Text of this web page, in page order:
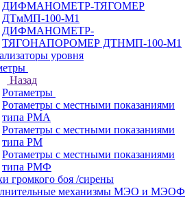
ДИФМАНОМЕТР-ТЯГОМЕР
ДТмМП-100-М1
ДИФМАНОМЕТР-
ТЯГОНАПОРОМЕР ДТНМП-100-М1
уровня
Назад
Ротаметры
Ротаметры с местными показаниями
типа РМА
Ротаметры с местными показаниями
типа РМ
Ротаметры с местными показаниями
типа РМФ
громкого боя /сирены
механизмы МЭО и МЭОФ